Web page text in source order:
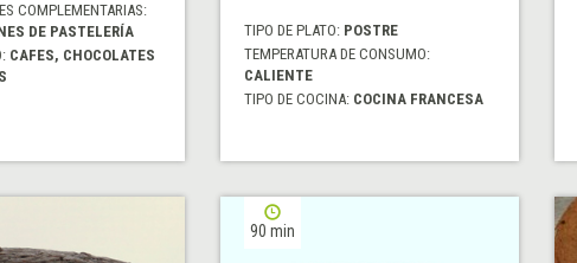
COMPLEMENTARIAS:
DE PASTELERÍA
CAFES, CHOCOLATES
TIPO DE PLATO: POSTRE
TEMPERATURA DE CONSUMO:
CALIENTE
TIPO DE COCINA: COCINA FRANCESA
90 min